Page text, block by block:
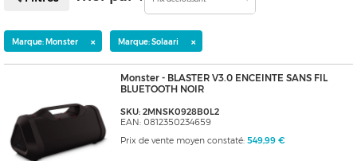
Marque: Monster × Marque: Solaari ×
Monster - BLASTER V3.0 ENCEINTE SANS FIL
BLUETOOTH NOIR
SKU: 2MNSK0928B0L2
EAN: 0812350234659
Prix de vente moyen constaté: 549,99 €